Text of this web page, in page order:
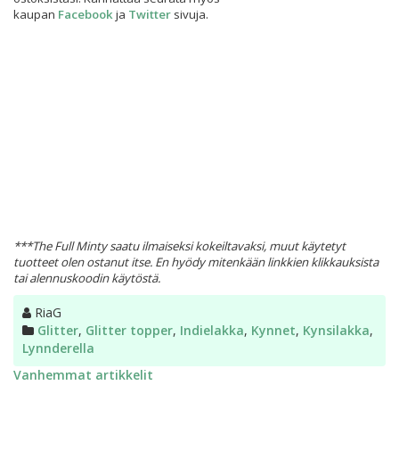
kaupan Facebookja Twitter sivuja.
***The Full Minty saatu ilmaiseksi kokeiltavaksi, muut käytetyt
tuotteet olen ostanut itse. En hyödy mitenkään linkkien klikkauksista
tai alennuskoodin käytöstä.
Kirjoittaja
RiaG
Kategoriat
Glitter, Glitter topper, Indielakka, Kynnet, Kynsilakka,
Lynnderella
Artikkelien
Vanhemmat artikkelit